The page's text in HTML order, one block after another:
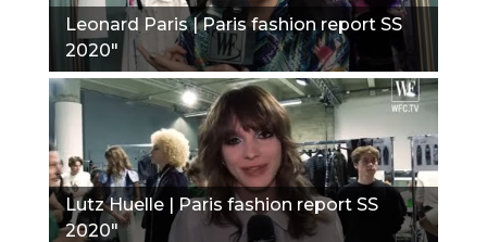
Leonard Paris | Paris fashion report SS
2020"
Lutz Huelle | Paris fashion report SS
2020"